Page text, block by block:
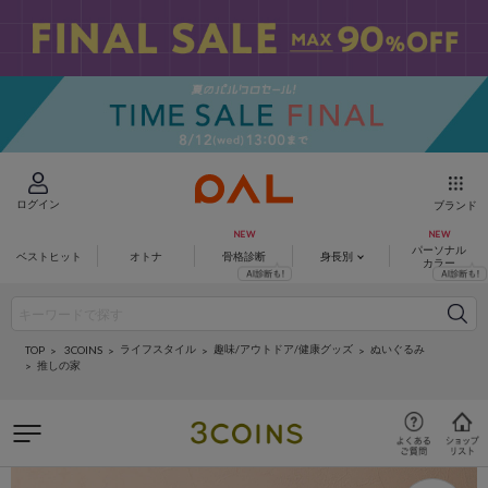
ログイン ブランド
ベストヒット オトナ 骨格診断 身長別
パーソナル
カラー
TOP 3COINS ライフスタイル 趣味/アウトドア/健康グッズ
ぬいぐるみ
推しの家